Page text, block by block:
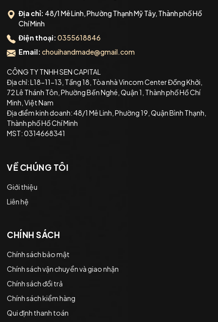
Địa chỉ: 48/1 Mê Linh, Phường Thạnh Mỹ Tây, Thành phố Hồ
Chí Minh
Điện thoại: 0355618846
Email: chouihandmade@gmail.com
CÔNG TY TNHH SEN CAPITAL
Địa chỉ: L18-11-13, Tầng 18, Tòa nhà Vincom Center Đồng Khởi,
72 Lê Thánh Tôn, Phường Bến Nghé, Quận 1, Thành phố Hồ Chí
Minh, Việt Nam
Địa điểm kinh doanh: 48/1 Mê Linh, Phường 19, Quận Bình Thạnh,
Thành phố Hồ Chí Minh
MST: 0314668341
VỀ CHÚNG TÔI
Giới thiệu
Liên hệ
CHÍNH SÁCH
Chính sách bảo mật
Chính sách vận chuyển và giao nhận
Chính sách đổi trả
Chính sách kiểm hàng
Qui định thanh toán